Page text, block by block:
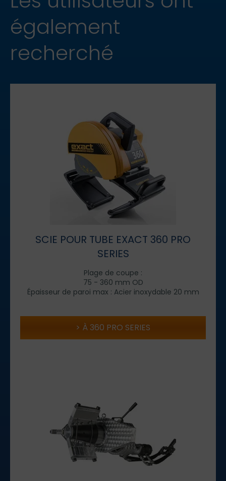
également
recherché
SCIE POUR TUBE EXACT 360 PRO
SERIES
Plage de coupe :
75 - 360 mm OD
Épaisseur de paroi max : Acier inoxydable 20 mm
À 360 PRO SERIES